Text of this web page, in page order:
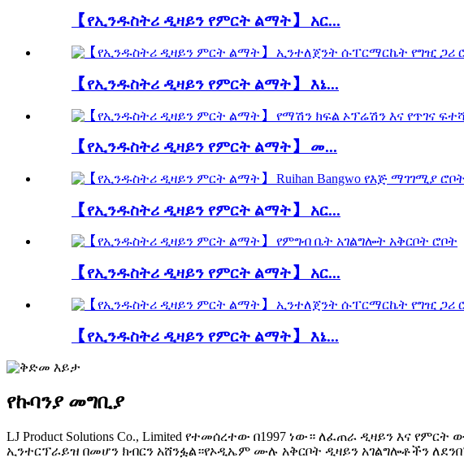
【የኢንዱስትሪ ዲዛይን የምርት ልማት】 አር...
【የኢንዱስትሪ ዲዛይን የምርት ልማት】 እኔ...
【የኢንዱስትሪ ዲዛይን የምርት ልማት】 መ...
【የኢንዱስትሪ ዲዛይን የምርት ልማት】 አር...
【የኢንዱስትሪ ዲዛይን የምርት ልማት】 አር...
【የኢንዱስትሪ ዲዛይን የምርት ልማት】 እኔ...
የኩባንያ መግቢያ
LJ Product Solutions Co., Limited የተመሰረተው በ1997 ነው። ለፈጠራ ዲዛይን እና
ኢንተርፕራይዝ በመሆን ክብርን አሸንፏል።የኦዲኤም ሙሉ አቅርቦት ዲዛይን አገልግሎቶችን